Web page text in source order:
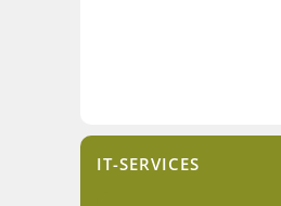
IT-SERVICES